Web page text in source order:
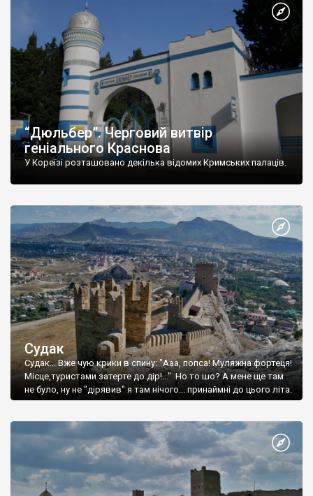
“Дюльбер”. Черговий витвір
геніального Краснова
У Кореїзі розташовано декілька відомих Кримських палаців.
Судак
Судак... Вже чую крики в спину: "Ааа, попса! Муляжна фортеця!
Місце,туристами затерте до дір!..." Но то шо? А мене ще там
не було, ну не "дірявив" я там нічого... принаймні до цього літа.